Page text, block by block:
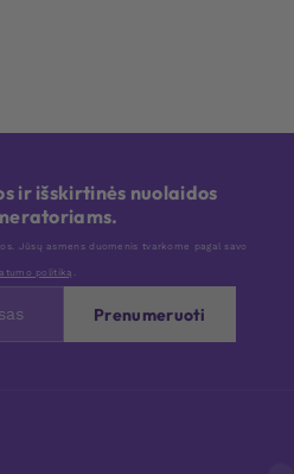
ir išskirtinės nuolaidos
Jūsų asmens duomenis tvarkome pagal savo
politiką .
Prenumeruoti